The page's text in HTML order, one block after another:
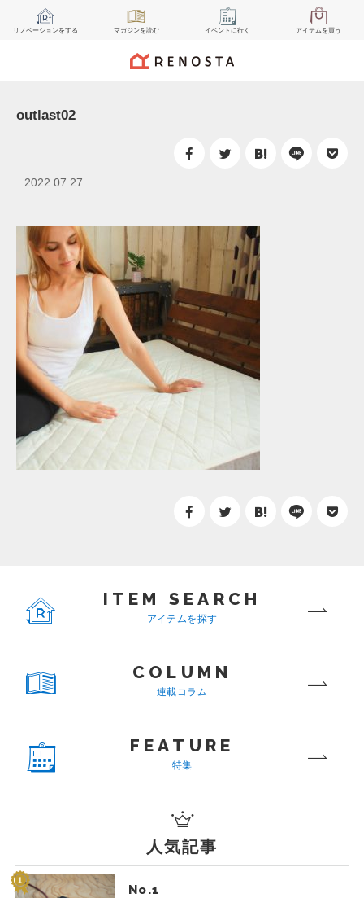
リノベーションをする マガジンを読む イベント に行く アイテムを買う
outlast02
2022.07.27
ITEM SEARCH
アイテムを探す
COLUMN
連載コラム
FEATURE
特集
人気記事
No.